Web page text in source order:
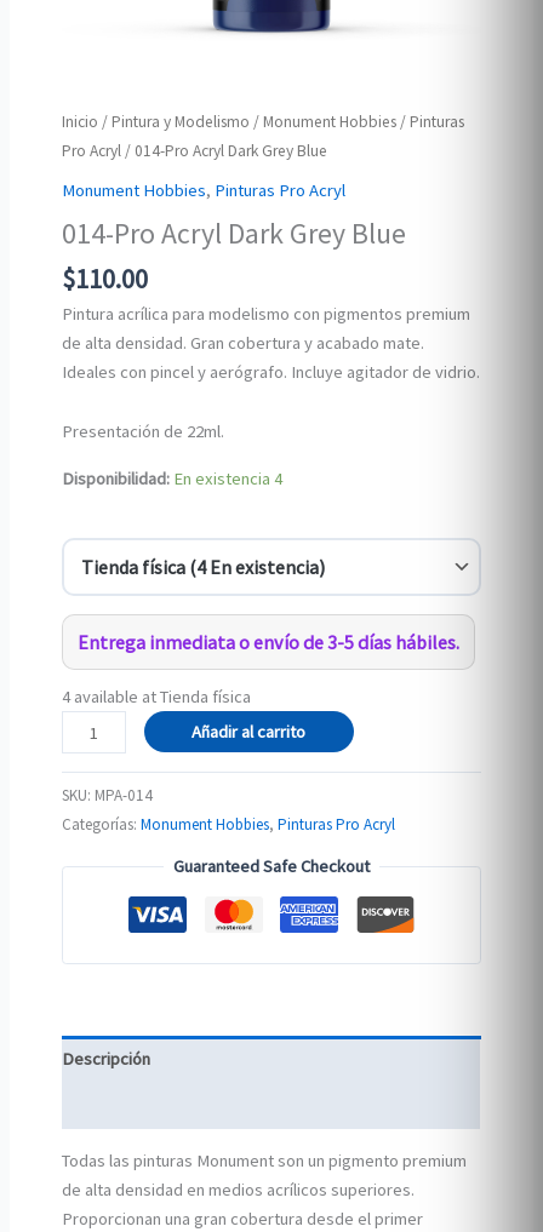
Inicio / Pintura y Modelismo / Monument Hobbies / Pinturas
Pro Acryl / 014-Pro Acryl Dark Grey Blue
Monument Hobbies, Pinturas Pro Acryl
014-Pro Acryl Dark Grey Blue
$110.00
Pintura acrílica para modelismo con pigmentos premium
de alta densidad. Gran cobertura y acabado mate.
Ideales con pincel y aerógrafo. Incluye agitador de vidrio.
Presentación de 22ml.
Disponibilidad: En existencia 4
Entrega inmediata o envío de 3-5 días hábiles.
4 available at Tienda física
014-
Pro
Blue
Añadir al carrito
SKU: MPA-014
Categorías:Monument Hobbies,Pinturas Pro Acryl
Guaranteed Safe Checkout
Descripción
Todas las pinturas Monument son un pigmento premium
de alta densidad en medios acrílicos superiores.
Proporcionan una gran cobertura desde el primer